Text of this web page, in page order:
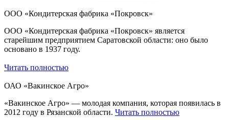
ООО «Кондитерская фабрика «Покровск»
ООО «Кондитерская фабрика «Покровск» является
старейшим предприятием Саратовской области: оно было
основано в 1937 году.
Читать полностью
ОАО «Вакинское Агро»
«Вакинское Агро» — молодая компания, которая появилась в
2012 году в Рязанской области. Читать полностью